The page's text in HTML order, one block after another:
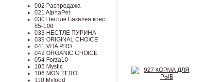
002 Распродажа
021 AlphaPet
030 Нестле Бакалея конc
85-100
033 НЕСТЛЕ ПУРИНА
039 ORIGINAL CHOICE
041 VITA PRO
042 ORGANIC CHOICE
054 Forza10
105 Mystic
106 MON TERO
110 Myfood